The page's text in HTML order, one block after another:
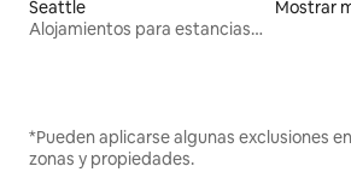
Seattle
Alojamientos para estancias largas
Mostrar
*Pueden aplicarse algunas exclusiones
zonas y propiedades.